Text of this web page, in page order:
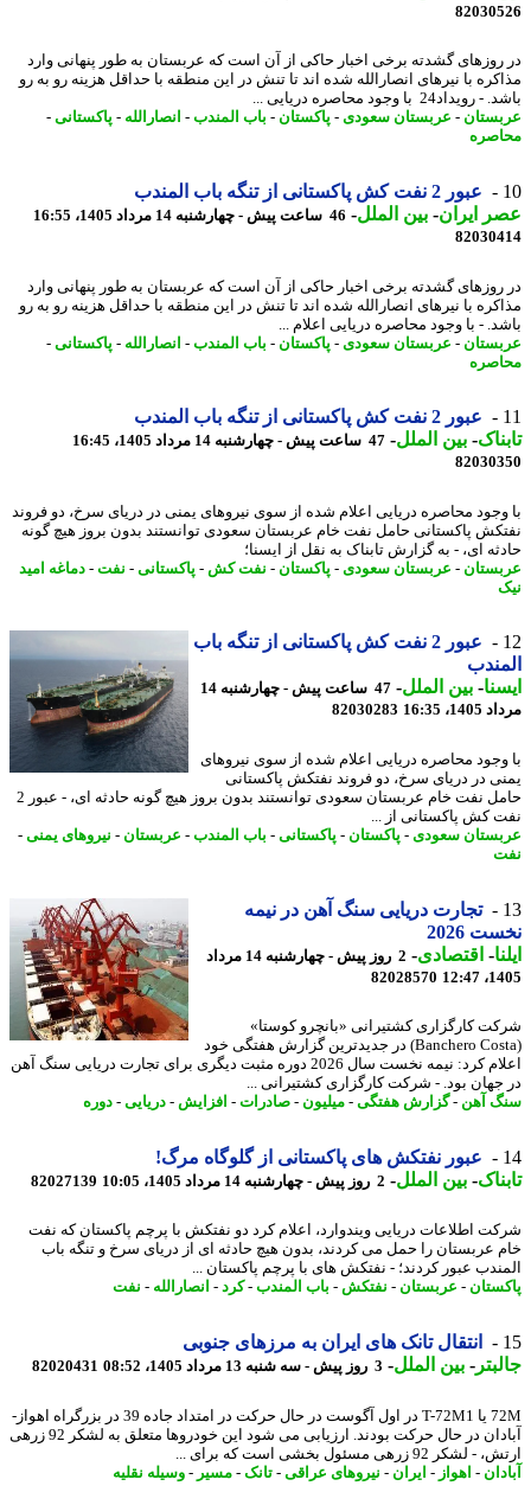
گشدته برخی اخبار حاکی از آن است که عربستان به طور پنهانی وارد
با نیرهای انصارالله شده اند تا تنش در این منطقه با حداقل هزینه رو به رو
با وجود محاصره دریایی ...
-عربستان سعودی-پاکستان-باب المندب-انصارالله-پاکستانی-
عبور 2 نفت کش پاکستانی از تنگه باب المندب
ایران- بین الملل-46 ساعت پیش - چهارشنبه 14 مرداد 1405، 16:55
گشدته برخی اخبار حاکی از آن است که عربستان به طور پنهانی وارد
با نیرهای انصارالله شده اند تا تنش در این منطقه با حداقل هزینه رو به رو
- با وجود محاصره دریایی اعلام ...
-عربستان سعودی-پاکستان-باب المندب-انصارالله-پاکستانی-
عبور 2 نفت کش پاکستانی از تنگه باب المندب
-بین الملل-47 ساعت پیش - چهارشنبه 14 مرداد 1405، 16:45
محاصره دریایی اعلام شده از سوی نیروهای یمنی در دریای سرخ، دو فروند
پاکستانی حامل نفت خام عربستان سعودی توانستند بدون بروز هیچ گونه
ای، - به گزارش تابناک به نقل از ایسنا؛
-عربستان سعودی-پاکستان-نفت کش-پاکستانی-نفت -دماغه امید
عبور 2 نفت کش پاکستانی از تنگه باب
-بین الملل-
47 ساعت پیش - چهارشنبه 14
16:35
82030283
محاصره دریایی اعلام شده از سوی نیروهای
در دریای سرخ، دو فروند نفتکش پاکستانی
حامل نفت خام عربستان سعودی توانستند بدون بروز هیچ گونه حادثه ای، - عبور 2
کش پاکستانی از ...
سعودی-پاکستان-پاکستانی-باب المندب-عربستان-نیروهای یمنی-
تجارت دریایی سنگ آهن در نیمه
2026
-اقتصادی-
2 روز پیش - چهارشنبه 14 مرداد
82028570
کارگزاری کشتیرانی «بانچرو کوستا»
(Banchero Costa) در جدیدترین گزارش هفتگی خود
اعلام کرد: نیمه نخست سال 2026 دوره مثبت دیگری برای تجارت دریایی سنگ آهن
بود. - شرکت کارگزاری کشتیرانی ...
آهن -گزارش هفتگی-میلیون-صادرات- افزایش -دریایی -دوره
عبور نفتکش های پاکستانی از گلوگاه مرگ!
-بین الملل-2 روز پیش - چهارشنبه 14 مرداد 1405، 10:05 82027139
اطلاعات دریایی ویندوارد، اعلام کرد دو نفتکش با پرچم پاکستان که نفت
عربستان را حمل می کردند، بدون هیچ حادثه ای از دریای سرخ و تنگه باب
عبور کردند؛ - نفتکش های با پرچم پاکستان ...
-عربستان-نفتکش-باب المندب-کرد-انصارالله-نفت
انتقال تانک های ایران به مرزهای جنوبی
-بین الملل-3 روز پیش - سه شنبه 13 مرداد 1405، 08:52 82020431
72M یا T-72M1 در اول آگوست در حال حرکت در امتداد جاده 39 در بزرگراه اهواز-
آبادان در حال حرکت بودند. ارزیابی می شود این خودروها متعلق به لشکر 92 زرهی
92 زرهی مسئول بخشی است که برای ...
- اهواز -ایران - نیروهای عراقی -تانک -مسیر-وسیله نقلیه